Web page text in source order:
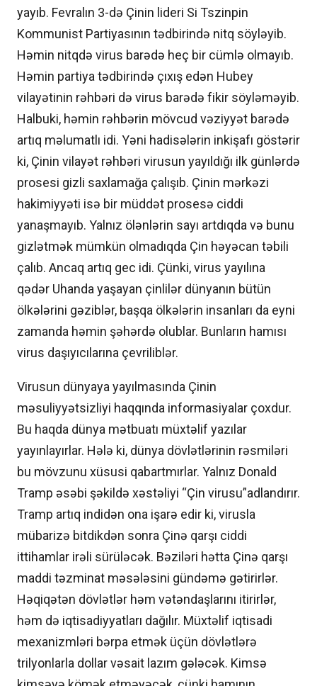
yayıb. Fevralın 3-də Çinin lideri Si Tszinpin
Kommunist Partiyasının tədbirində nitq söyləyib.
Həmin nitqdə virus barədə heç bir cümlə olmayıb.
Həmin partiya tədbirində çıxış edən Hubey
vilayətinin rəhbəri də virus barədə fikir söyləməyib.
Halbuki, həmin rəhbərin mövcud vəziyyət barədə
artıq məlumatlı idi. Yəni hadisələrin inkişafı göstərir
ki, Çinin vilayət rəhbəri virusun yayıldığı ilk günlərdə
prosesi gizli saxlamağa çalışıb. Çinin mərkəzi
hakimiyyəti isə bir müddət prosesə ciddi
yanaşmayıb. Yalnız ölənlərin sayı artdıqda və bunu
gizlətmək mümkün olmadıqda Çin həyəcan təbili
çalıb. Ancaq artıq gec idi. Çünki, virus yayılına
qədər Uhanda yaşayan çinlilər dünyanın bütün
ölkələrini gəziblər, başqa ölkələrin insanları da eyni
zamanda həmin şəhərdə olublar. Bunların hamısı
virus daşıyıcılarına çevriliblər.
Virusun dünyaya yayılmasında Çinin
məsuliyyətsizliyi haqqında informasiyalar çoxdur.
Bu haqda dünya mətbuatı müxtəlif yazılar
yayınlayırlar. Hələ ki, dünya dövlətlərinin rəsmiləri
bu mövzunu xüsusi qabartmırlar. Yalnız Donald
Tramp əsəbi şəkildə xəstəliyi “Çin virusu”adlandırır.
Tramp artıq indidən ona işarə edir ki, virusla
mübarizə bitdikdən sonra Çinə qarşı ciddi
ittihamlar irəli sürüləcək. Bəziləri hətta Çinə qarşı
maddi təzminat məsələsini gündəmə gətirirlər.
Həqiqətən dövlətlər həm vətəndaşlarını itirirlər,
həm də iqtisadiyyatları dağılır. Müxtəlif iqtisadi
mexanizmləri bərpa etmək üçün dövlətlərə
trilyonlarla dollar vəsait lazım gələcək. Kimsə